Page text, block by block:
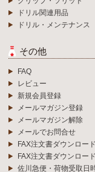
ドリル関連用品
ドリル・メンテナンス
その他
FAQ
レビュー
新規会員登録
メールマガジン登録
メールマガジン解除
メールでお問合せ
FAX注文書ダウンロー
FAX注文書ダウンロー
佐川急便・荷物受取日